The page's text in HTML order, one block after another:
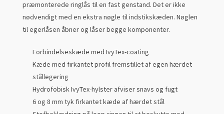
præmonterede ringlås til en fast genstand. Det er ikke
nødvendigt med en ekstra nøgle til indstikskæden. Nøglen
til egerlåsen åbner og låser begge komponenter.
Forbindelseskæde med IvyTex-coating
Kæde med firkantet profil fremstillet af egen hærdet
stållegering
Hydrofobisk IvyTex-hylster afviser snavs og fugt
6 og 8 mm tyk firkantet kæde af hærdet stål